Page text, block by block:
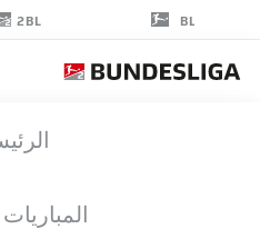
BL
2BL
المباريات